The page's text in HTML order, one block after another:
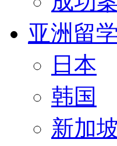
亚洲留学
日本
韩国
新加